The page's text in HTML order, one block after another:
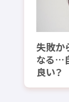
失敗か
なる…
良い？